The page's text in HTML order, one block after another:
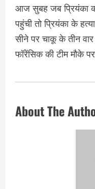
आज सुबह जब प्रियंका
पहुंची तो प्रियंका के
सीने पर चाकू के तीन
फॉरेंसिक की टीम मौके
About The